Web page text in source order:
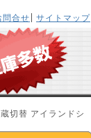
問合せ サイトマップ
切替 アイランドシ